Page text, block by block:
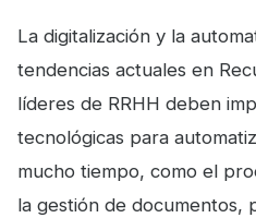
La digitalización y la
tendencias actuales en
líderes de RRHH deben
tecnológicas para
mucho tiempo, como el
la gestión de documentos,